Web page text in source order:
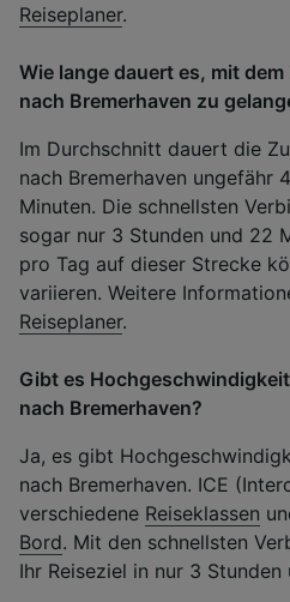
Reiseplaner.
Wie lange dauert es, mit
nach Bremerhaven zu
Im Durchschnitt dauert die
nach Bremerhaven ungefähr
Minuten. Die schnellsten
sogar nur 3 Stunden und 22
pro Tag auf dieser Strecke
variieren. Weitere
Reiseplaner.
Gibt es
nach Bremerhaven?
Ja, es gibt
nach Bremerhaven. ICE
verschiedene Reiseklassen
Bord. Mit den schnellsten
Ihr Reiseziel in nur 3